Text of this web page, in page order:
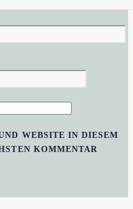
WEBSITE IN DIESEM
KOMMENTAR